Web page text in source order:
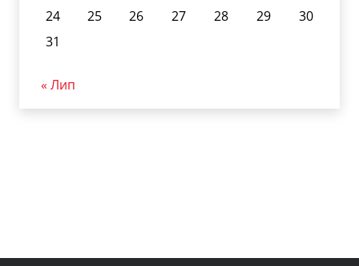
24
25 26 27 28 29
30
31
« Лип